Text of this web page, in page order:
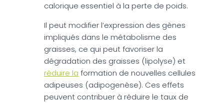
calorique essentiel à la perte de poids.
Il peut modifier l’expression des gènes
impliqués dans le métabolisme des
graisses, ce qui peut favoriser la
dégradation des graisses (lipolyse) et
réduire la formation de nouvelles cellules
adipeuses (adipogenèse). Ces effets
peuvent contribuer à réduire le taux de